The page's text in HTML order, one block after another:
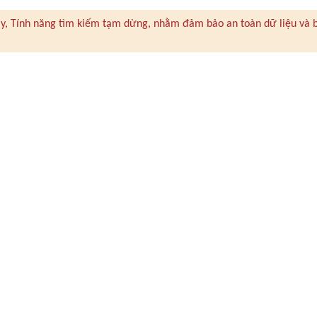
Tính năng tìm kiếm tạm dừng, nhằm đảm bảo an toàn dữ liệu và